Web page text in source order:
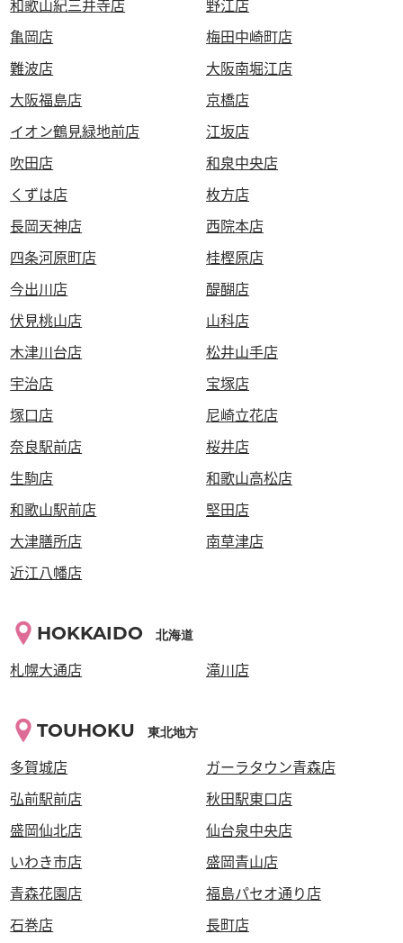
和歌山紀三井寺店
野江店
亀岡店
梅田中崎町店
難波店
大阪南堀江店
大阪福島店
京橋店
イオン鶴見緑地前店
江坂店
吹田店
和泉中央店
くずは店
枚方店
長岡天神店
西院本店
四条河原町店
桂樫原店
今出川店
醍醐店
伏見桃山店
山科店
木津川台店
松井山手店
宇治店
宝塚店
塚口店
尼崎立花店
奈良駅前店
桜井店
生駒店
和歌山高松店
和歌山駅前店
堅田店
大津膳所店
南草津店
近江八幡店
HOKKAIDO 北海道
札幌大通店 滝川店
TOUHOKU 東北地方
多賀城店
ガーラタウン青森店
弘前駅前店
秋田駅東口店
盛岡仙北店
仙台泉中央店
いわき市店
盛岡青山店
青森花園店
福島パセオ通り店
石巻店
長町店